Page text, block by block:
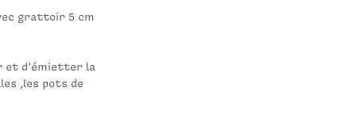
grattoir 5 cm
et d'émietter la
,les pots de